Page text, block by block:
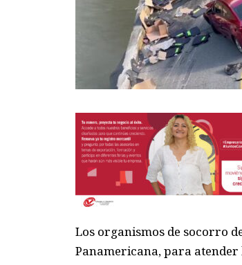
Los organismos de socorro
Panamericana, para atender